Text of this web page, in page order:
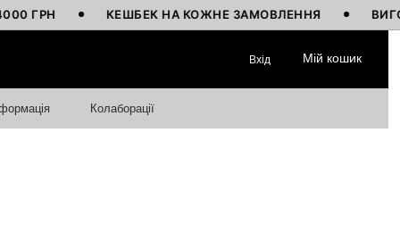
КЕШБЕК НА КОЖНЕ ЗАМОВЛЕННЯ
Вхід Мій кошик
Колаборації